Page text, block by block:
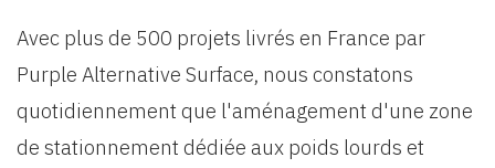
Avec plus de 500 projets livrés en France par
Purple Alternative Surface, nous constatons
quotidiennement que l'aménagement d'une zone
de stationnement dédiée aux poids lourds et